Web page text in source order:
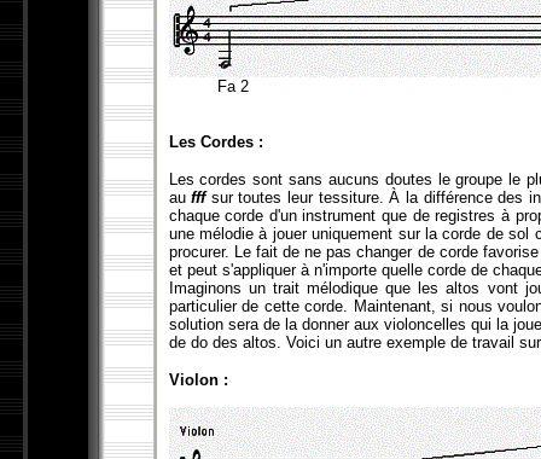
Fa 2 Fa
Les Cordes :
Les cordes sont sans aucuns doutes le groupe le
aufffsur toutes leur tessiture. À la différence des
chaque corde d'un instrument que de registres à
une mélodie à jouer uniquement sur la corde de
procurer. Le fait de ne pas changer de corde
et peut s'appliquer à n'importe quelle corde de
Imaginons un trait mélodique que les altos vont
particulier de cette corde. Maintenant, si nous
solution sera de la donner aux violoncelles qui la
de do des altos. Voici un autre exemple de travail
Violon :